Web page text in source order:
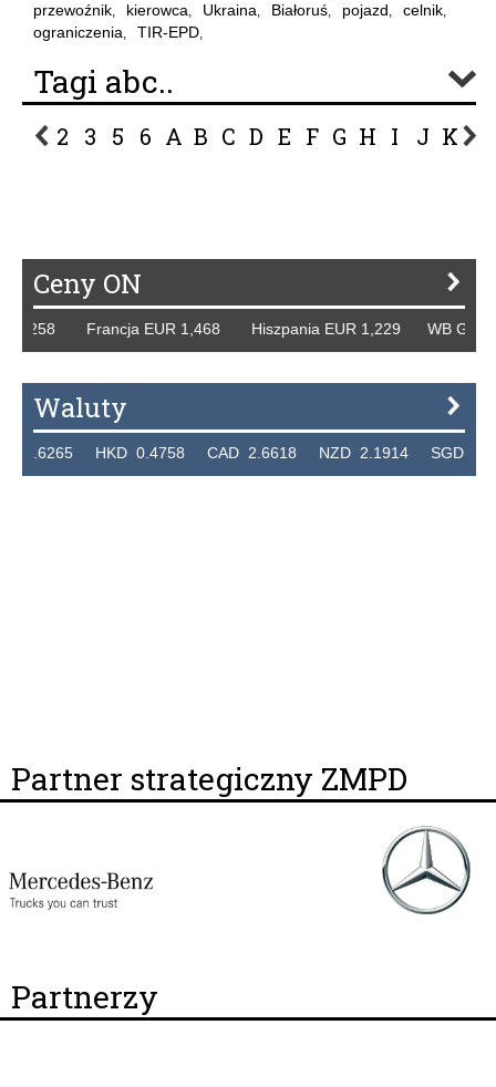
przewoźnik, kierowca, Ukraina, Białoruś, pojazd, celnik,
ograniczenia, TIR-EPD,
Tagi abc..
2 3 5 6 A B C D E F G H I J K L
Ceny ON
Francja EUR 1,468 Hiszpania EUR 1,229 WB GBP
Waluty
HKD 0.4758 CAD 2.6618 NZD 2.1914 SGD
Partner strategiczny ZMPD
Partnerzy